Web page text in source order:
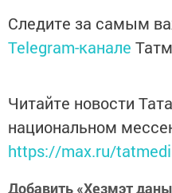
Следите за самым
Telegram-канале
Читайте новости
национальном
https://max.ru/
Добавить «Хезмэт